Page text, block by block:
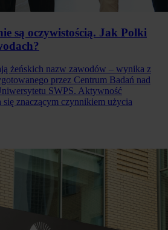
są oczywistością. Jak Polki
żeńskich nazw zawodów – wynika z
przez Centrum Badań nad
SWPS. Aktywność
się znaczącym czynnikiem użycia